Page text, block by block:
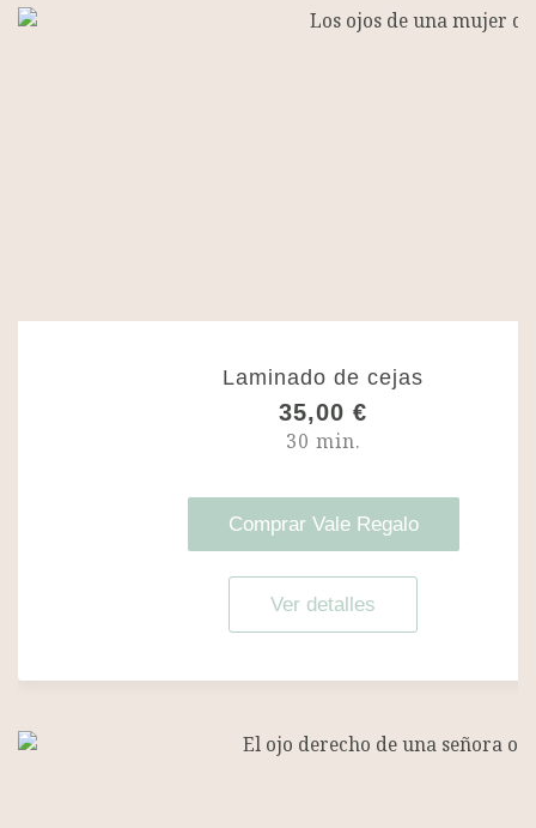
Laminado de cejas
35,00 €
30 min.
Comprar Vale Regalo
Ver detalles